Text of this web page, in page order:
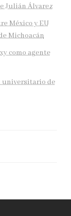
Julián Álvarez
México y EU
Michoacán
como agente
universitario de